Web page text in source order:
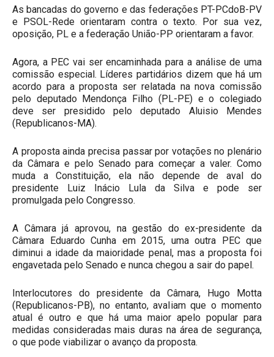
As bancadas do governo e das federações PT-PCdoB-PV
e PSOL-Rede orientaram contra o texto. Por sua vez,
oposição, PL e a federação União-PP orientaram a favor.
Agora, a PEC vai ser encaminhada para a análise de uma
comissão especial. Líderes partidários dizem que há um
acordo para a proposta ser relatada na nova comissão
pelo deputado Mendonça Filho (PL-PE) e o colegiado
deve ser presidido pelo deputado Aluisio Mendes
(Republicanos-MA).
A proposta ainda precisa passar por votações no plenário
da Câmara e pelo Senado para começar a valer. Como
muda a Constituição, ela não depende de aval do
presidente Luiz Inácio Lula da Silva e pode ser
promulgada pelo Congresso.
A Câmara já aprovou, na gestão do ex-presidente da
Câmara Eduardo Cunha em 2015, uma outra PEC que
diminui a idade da maioridade penal, mas a proposta foi
engavetada pelo Senado e nunca chegou a sair do papel.
Interlocutores do presidente da Câmara, Hugo Motta
(Republicanos-PB), no entanto, avaliam que o momento
atual é outro e que há uma maior apelo popular para
medidas consideradas mais duras na área de segurança,
o que pode viabilizar o avanço da proposta.